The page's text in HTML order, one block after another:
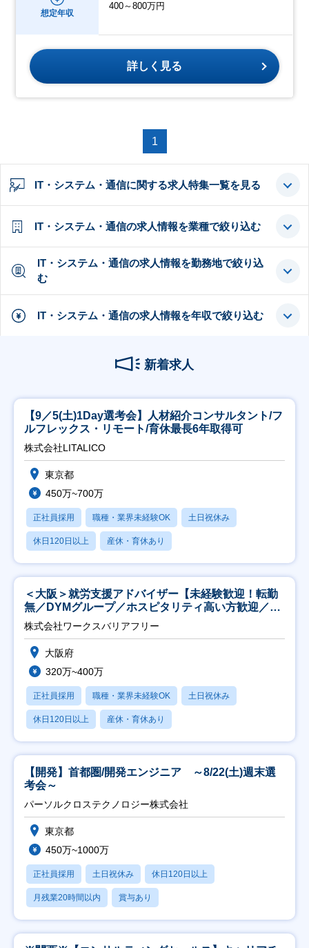
想定年収
400～800万円
詳しく見る
1
IT・システム・通信に関する求人特集一覧を見る
IT・システム・通信の求人情報を業種で絞り込む
IT・システム・通信の求人情報を勤務地で絞り込
む
IT・システム・通信の求人情報を年収で絞り込む
新着求人
【9／5(土)1Day選考会】人材紹介コンサルタント/フ
ルフレックス・リモート/育休最長6年取得可
株式会社LITALICO
東京都
450万~700万
正社員採用 職種・業界未経験OK 土日祝休み
休日120日以上 産休・育休あり
＜大阪＞就労支援アドバイザー【未経験歓迎！転勤
無／DYMグループ／ホスピタリティ高い方歓迎／土
日祝】
株式会社ワークスバリアフリー
大阪府
320万~400万
正社員採用 職種・業界未経験OK 土日祝休み
休日120日以上 産休・育休あり
【開発】首都圏/開発エンジニア ～8/22(土)週末選
考会～
パーソルクロステクノロジー株式会社
東京都
450万~1000万
正社員採用 土日祝休み 休日120日以上
月残業20時間以内 賞与あり